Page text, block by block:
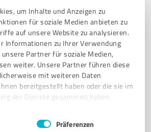
um Inhalte und Anzeigen zu
für soziale Medien anbieten zu
auf unsere Website zu analysieren.
Informationen zu Ihrer Verwendung
Partner für soziale Medien,
weiter. Unsere Partner führen diese
mit weiteren Daten
bereitgestellt haben oder die sie im
der Dienste gesammelt haben.
Präferenzen
GmbH
– Immobilienvermittlung und
Bispingen
BAUGRUNDSTÜCKE EINZELHÄUSER
29646 Bispingen